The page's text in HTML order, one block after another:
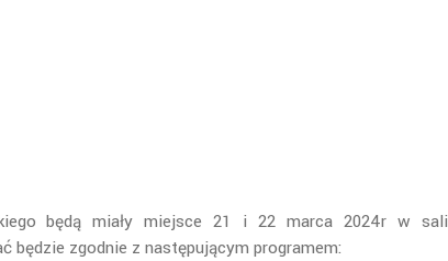
będą miały miejsce 21 i 22 marca 2024r w sali
będzie zgodnie z następującym programem: